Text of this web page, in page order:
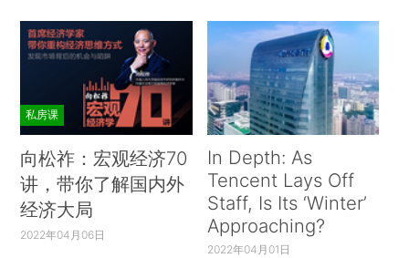
私房课
向松祚：宏观经济70
讲，带你了解国内外
经济大局
2022年04月06日
In Depth: As
Tencent Lays Off
Staff, Is Its ‘Winter’
Approaching?
2022年04月01日